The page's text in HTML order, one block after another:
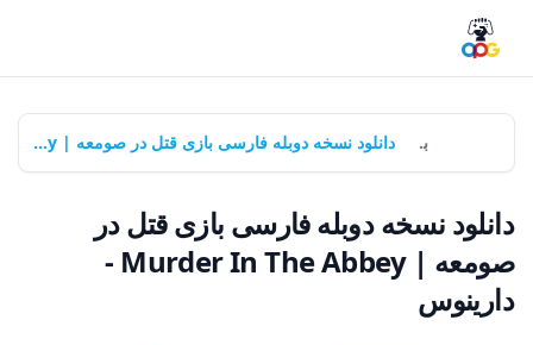
بازی‌ها دانلود نسخه دوبله فارسی بازی قتل در صومعه | Murder In The Abbey - دارینوس
دانلود نسخه دوبله فارسی بازی قتل در
صومعه | Murder In The Abbey -
دارینوس